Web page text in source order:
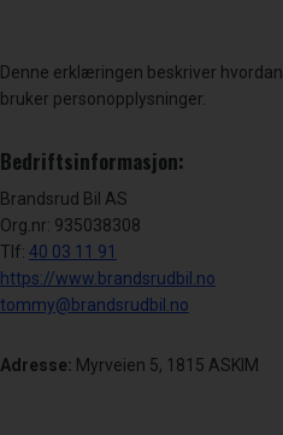
Denne erklæringen beskriver
bruker personopplysninger.
Bedriftsinformasjon:
Brandsrud Bil AS
Org.nr: 935038308
Tlf: 40 03 11 91
https://www.brandsrudbil.no
tommy@brandsrudbil.no
Adresse: Myrveien 5, 1815 ASKIM